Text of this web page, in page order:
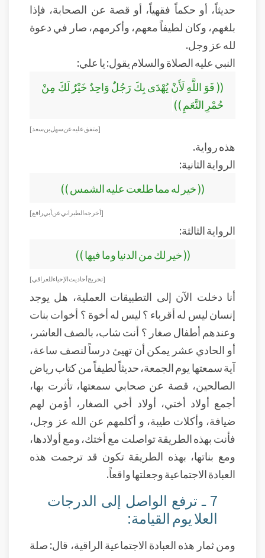
حديثاً، أو حكماً فقهياً، أو قصة عن الصحابة، فإذا
بلغهم، وكان لطيفاً معهم، وأكرمهم، صار في دعوة
لله عز وجل.
النبي عليه الصلاة والسلام يقول: يا علي:
(( فَوَ اللَّهِ لَأَنْ يُهْدَى بِكَ رَجُلٌ وَاحِدٌ خَيْرٌ لَكَ مِنْ
حُمْرِ النَّعَمِ ))
[ متفق عليه عن سهل بن سعد]
هذه رواية.
الرواية الثانية:
(( خير له مما طلعت عليه الشمس ))
[ أخرجه الطبراني عن أبي رافع ]
الرواية الثالثة:
(( خير لك من الدنيا وما فيها ))
[ تخريج أحاديث الإحياء للعراقي ]
أنا دخلت الآن إلى التطبيقات العملية، هل يوجد
إنسان ليس له أقرباء ؟ ليس له أخوة ؟ أخوات بنات
وعندهم أطفال صغار ؟ أنت شاب، بالصف العاشر،
أو الحادي عشر يمكن أن تهيئ درساً لنصف ساعة،
آية سمعتها يوم الجمعة، حديثاً لطيفاً من كتاب رياض
الصالحين، قصة عن صحابي سمعتها، تأثرت بها،
أجمع أولاد أختي، أولاد أخي الصغار، أؤمن لهم
ضيافة، وأكلات طيبة، و أكلمهم عن الله عز وجل،
فأنت بهذه الطريقة تواصلت مع أختك، ومع أولادها،
ومع بناتها، بهذه الطريقة تكون قد ترجمت هذه
العبادة الاجتماعية وجعلتها واقعاً.
7 ـ ترفع الواصل إلى الدرجات
العلا يوم القيامة:
ومن ثمار هذه العبادة الاجتماعية الراقية، قال: صلة